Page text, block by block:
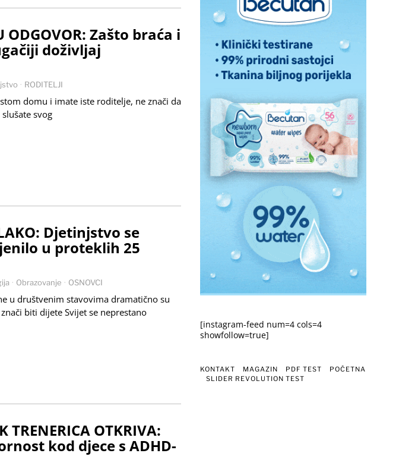
ODGOVOR: Zašto braća i
doživljaj
· RODITELJI
domu i imate iste roditelje, ne znači da
svog
LAKO: Djetinjstvo se
u proteklih 25
· Obrazovanje · OSNOVCI
u društvenim stavovima dramatično su
biti dijete Svijet se neprestano
TRENERICA OTKRIVA:
kod djece s ADHD-
[instagram-feed num=4 cols=4
showfollow=true]
KONTAKT MAGAZIN PDF TEST
POČETNA
SLIDER REVOLUTION TEST